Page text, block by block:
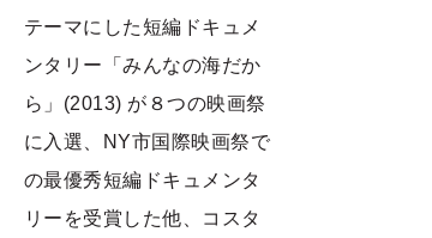
テーマにした短編ドキュメ
ンタリー「みんなの海だか
ら」(2013) が８つの映画祭
に入選、NY市国際映画祭で
の最優秀短編ドキュメンタ
リーを受賞した他、コスタ